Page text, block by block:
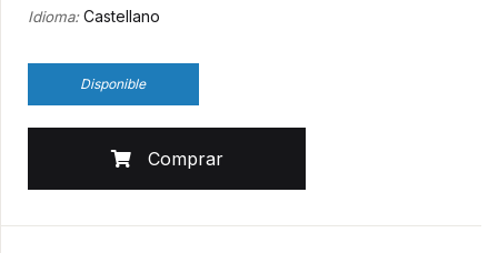
Idioma:Castellano
Disponible
Comprar